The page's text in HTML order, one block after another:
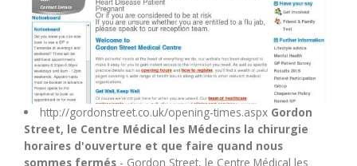
R
S
T
U
http://gordonstreet.co.uk/opening-times.aspx Gordon
Street, le Centre Médical les Médecins la chirurgie
horaires d'ouverture et que faire quand nous
sommes fermés - Gordon Street, le Centre Médical les